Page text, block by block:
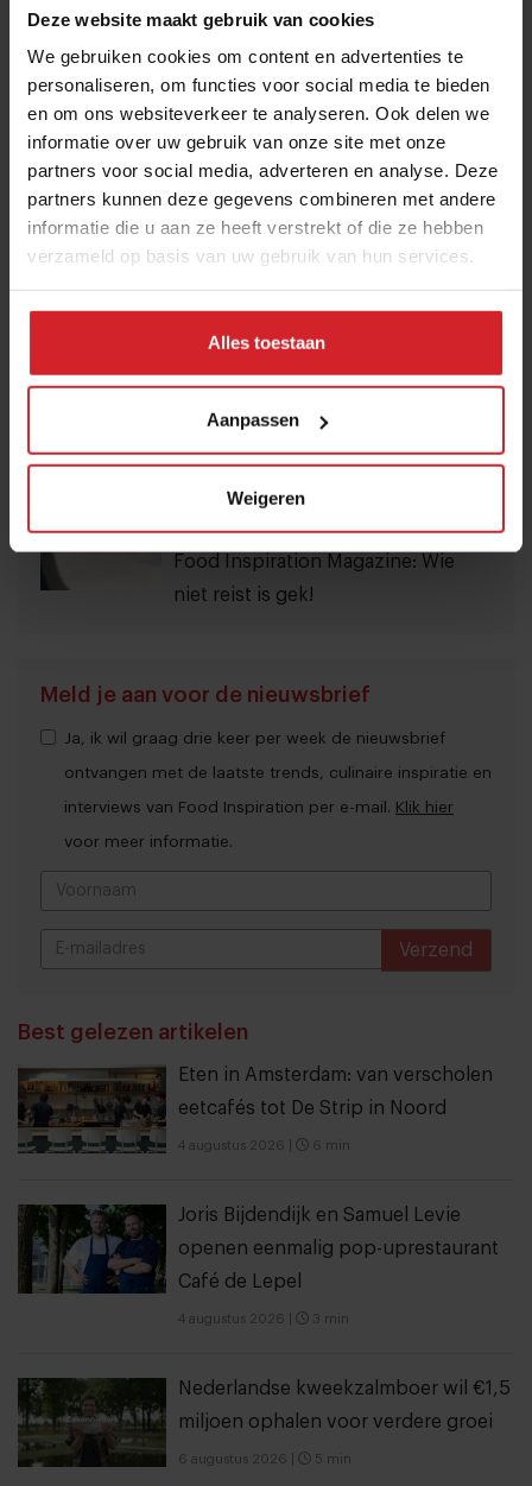
Deze website maakt gebruik van cookies
We gebruiken cookies om content en advertenties te
personaliseren, om functies voor social media te bieden
en om ons websiteverkeer te analyseren. Ook delen we
informatie over uw gebruik van onze site met onze
partners voor social media, adverteren en analyse. Deze
partners kunnen deze gegevens combineren met andere
informatie die u aan ze heeft verstrekt of die ze hebben
verzameld op basis van uw gebruik van hun services.
Alles toestaan
Aanpassen
Weigeren
De toegang tot het festival is gratis, events - zoals de
Celebrity Chef du Jour waar kunt genieten van een drie
gangen menu van een bekende chef - zijn tegen
betaling.
Eerstvolgende editie: juli 2018
139: Wie niet reist is gek
Benieuwd naar de andere food
festivals die je moet bezoeken?
Bekijk dan het artikel in het nieuwe
Food Inspiration Magazine: Wie
niet reist is gek!
Meld je aan voor de nieuwsbrief
Ja, ik wil graag drie keer per week de nieuwsbrief
ontvangen met de laatste trends, culinaire inspiratie en
interviews van Food Inspiration per e-mail. Klik hier
voor meer informatie.
Verzend
Best gelezen artikelen
Eten in Amsterdam: van verscholen
eetcafés tot De Strip in Noord
4 augustus 2026 6 min
Joris Bijdendijk en Samuel Levie
openen eenmalig pop-uprestaurant
Café de Lepel
4 augustus 2026 3 min
Nederlandse kweekzalmboer wil €1,5
miljoen ophalen voor verdere groei
6 augustus 2026 5 min